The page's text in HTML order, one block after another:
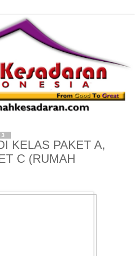
KELAS PAKET A,
C (RUMAH